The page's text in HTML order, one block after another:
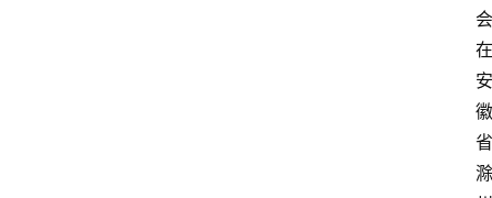
会
在
安
徽
省
滁